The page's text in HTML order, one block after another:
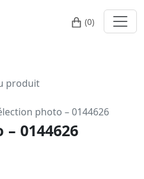
(0)
photo – 0144626
0144626